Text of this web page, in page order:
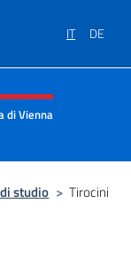
IT DE
menù
di Vienna
studio > Tirocini